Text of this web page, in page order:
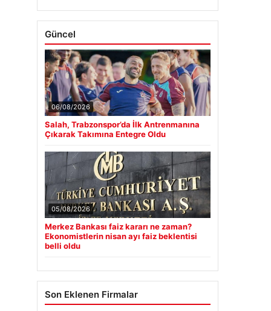
Güncel
06/08/2026
Salah, Trabzonspor’da İlk Antrenmanına
Çıkarak Takımına Entegre Oldu
05/08/2026
Merkez Bankası faiz kararı ne zaman?
Ekonomistlerin nisan ayı faiz beklentisi
belli oldu
Son Eklenen Firmalar